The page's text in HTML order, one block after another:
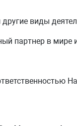
виды
партнер в мире